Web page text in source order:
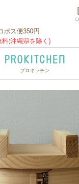
オリジナル 山田工業所
メッコ つきじ常陸屋
ポス便350円
(沖縄県を除く)
プロキッチン